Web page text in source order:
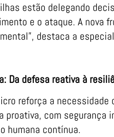
estão delegando
e o ataque. A nova
destaca a
Da defesa reativa à
reforça a
proativa, com segurança
humana contínua.